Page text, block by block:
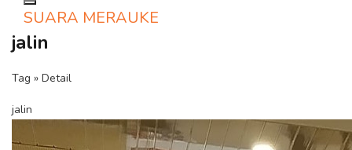
Toggle navigation
SUARA MERAUKE
jalin
Tag » Detail
jalin